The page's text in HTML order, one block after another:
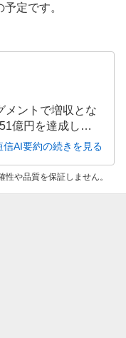
定です。
メントで増収とな
億円を達成しま
見積り変更や人
利益は小幅増益
信AI要約の続きを見る
や品質を保証しません。